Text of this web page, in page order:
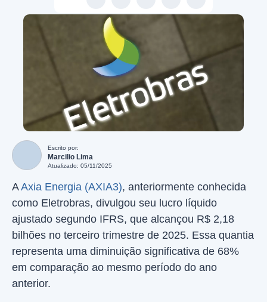
Escrito por:
Marcilio Lima
Atualizado: 05/11/2025
AAxia Energia (AXIA3), anteriormente conhecida
como Eletrobras, divulgou seu lucro líquido
ajustado segundo IFRS, que alcançou R$ 2,18
bilhões no terceiro trimestre de 2025. Essa quantia
representa uma diminuição significativa de 68%
em comparação ao mesmo período do ano
anterior.